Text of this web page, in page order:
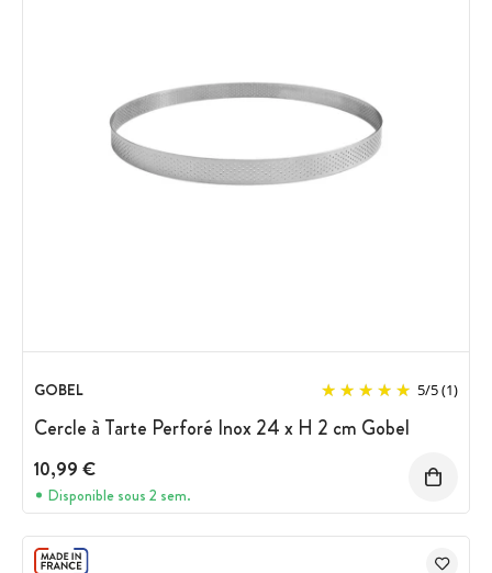
GOBEL 5/5(1)
Cercle à Tarte Perforé Inox 24 x H 2 cm Gobel
10,99 €
Disponible sous 2 sem.